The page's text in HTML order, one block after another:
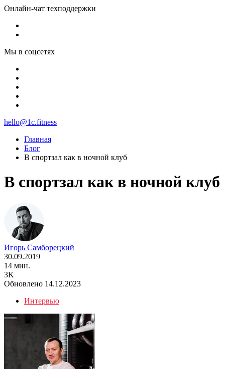
Онлайн-чат техподдержки
Мы в соцсетях
hello@1c.fitness
Главная
Блог
В спортзал как в ночной клуб
В спортзал как в ночной клуб
Игорь Самборецкий
30.09.2019
14 мин.
3K
Обновлено 14.12.2023
Интервью